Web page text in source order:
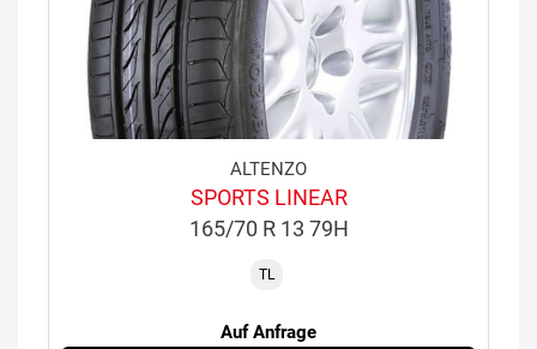
ALTENZO
SPORTS LINEAR
165/70 R 13 79H
TL
Auf Anfrage